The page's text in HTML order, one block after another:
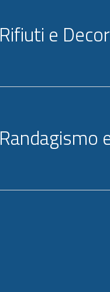
Rifiuti e
Randagismo